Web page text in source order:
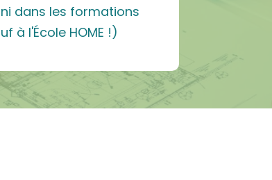
dans les formations
à l'École HOME !)